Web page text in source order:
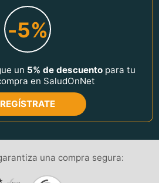
-5%
un 5% de descuento para tu
en SaludOnNet
REGÍSTRATE
una compra segura: